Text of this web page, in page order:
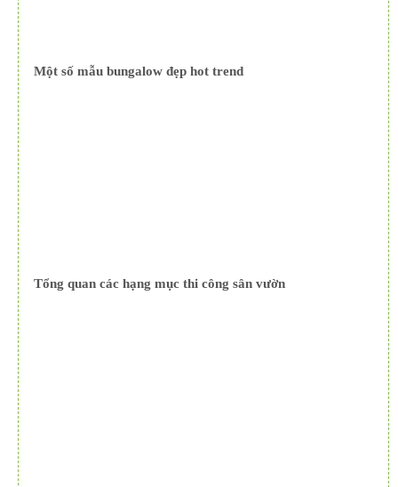
Một số mẫu bungalow đẹp hot trend
Tổng quan các hạng mục thi công sân vườn